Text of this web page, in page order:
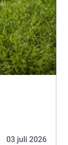
03 juli 2026